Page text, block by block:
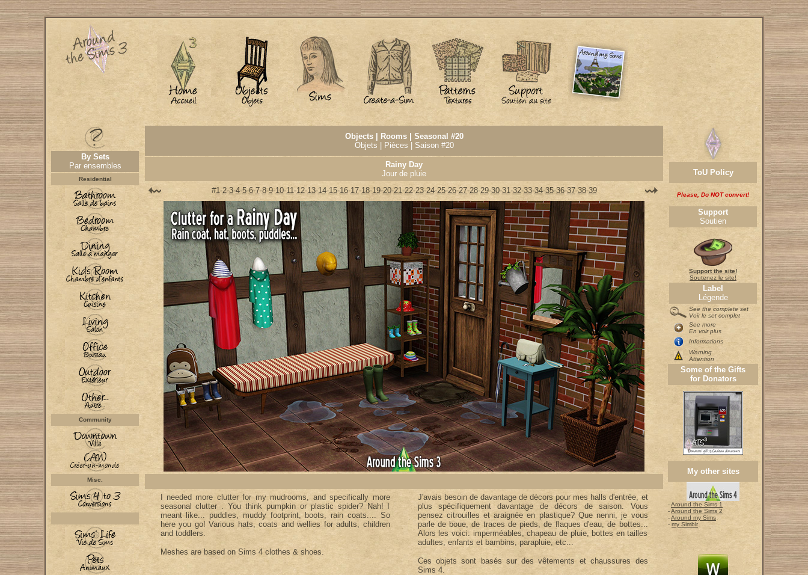
By Sets
Par ensembles
Residential
Community
Misc.
Objects | Rooms | Seasonal #20
Objets | Pièces | Saison #20
Rainy Day
Jour de pluie
#1-2-3-4-5-6-7-8-9-10-11-12-13-14-15-16-17-18-19-20-21-22-23-24-25-26-27-28-29-30-31-32-33-34-35-36-37-38-39
I needed more clutter for my mudrooms, and specifically more
seasonal clutter . You think pumpkin or plastic spider? Nah! I
meant like... puddles, muddy footprint, boots, rain coats.... So
here you go! Various hats, coats and wellies for adults, children
and toddlers.
Meshes are based on Sims 4 clothes & shoes.
J'avais besoin de davantage de décors pour mes halls d'entrée, et
plus spécifiquement davantage de décors de saison. Vous
pensez citrouilles et araignée en plastique? Que nenni, je vous
parle de boue, de traces de pieds, de flaques d'eau, de bottes...
Alors les voici: imperméables, chapeau de pluie, bottes en tailles
adultes, enfants et bambins, parapluie, etc...
Ces objets sont basés sur des vêtements et chaussures des
Sims 4.
ToU Policy
Please, Do NOT convert!
Support
Soutien
Support the site!
Soutenez le site!
Label
Légende
See the complete set
Voir le set complet
See more
En voir plus
Informations
Warning
Attention
Some of the Gifts
for Donators
My other sites
-Around the Sims 1
-Around the Sims 2
-Around my Sims
- my Simblr